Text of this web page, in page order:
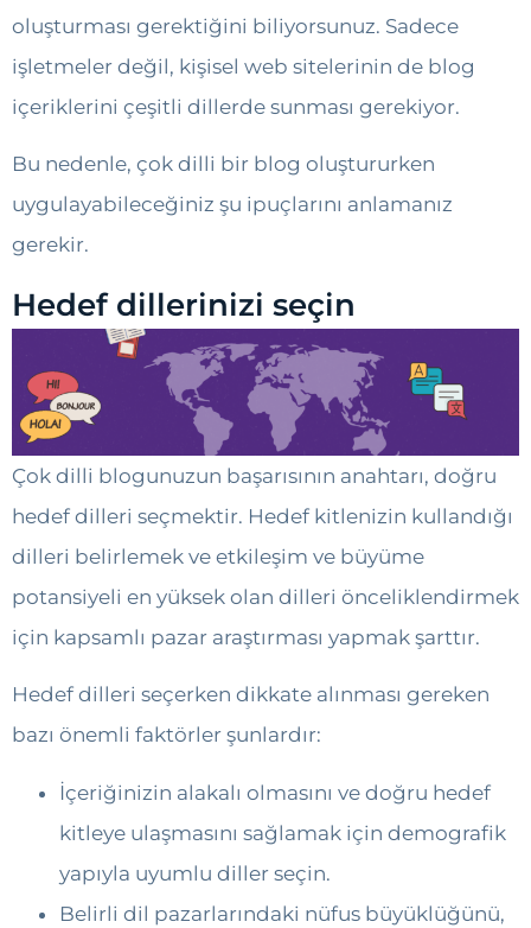
oluşturması gerektiğini biliyorsunuz. Sadece
işletmeler değil, kişisel web sitelerinin de blog
içeriklerini çeşitli dillerde sunması gerekiyor.
Bu nedenle, çok dilli bir blog oluştururken
uygulayabileceğiniz şu ipuçlarını anlamanız
gerekir.
Hedef dillerinizi seçin
Çok dilli blogunuzun başarısının anahtarı, doğru
hedef dilleri seçmektir. Hedef kitlenizin kullandığı
dilleri belirlemek ve etkileşim ve büyüme
potansiyeli en yüksek olan dilleri önceliklendirmek
için kapsamlı pazar araştırması yapmak şarttır.
Hedef dilleri seçerken dikkate alınması gereken
bazı önemli faktörler şunlardır:
İçeriğinizin alakalı olmasını ve doğru hedef
kitleye ulaşmasını sağlamak için demografik
yapıyla uyumlu diller seçin.
Belirli dil pazarlarındaki nüfus büyüklüğünü,